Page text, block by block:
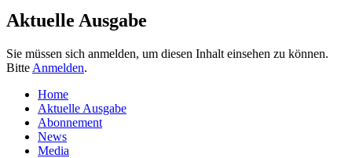
Aktuelle Ausgabe
Sie müssen sich anmelden, um diesen Inhalt einsehen zu können.
Bitte Anmelden.
Home
Aktuelle Ausgabe
Abonnement
News
Media